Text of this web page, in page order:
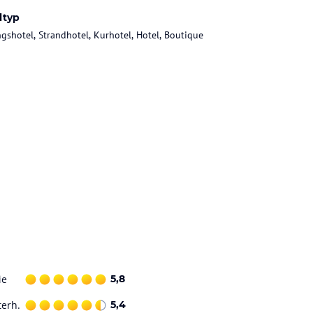
Strandhotel, Kurhotel, Hotel, Boutique
5,8
5,4